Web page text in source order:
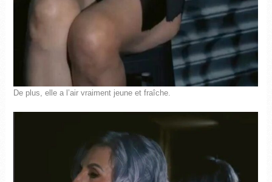
De plus, elle a l’air vraiment jeune et fraîche.